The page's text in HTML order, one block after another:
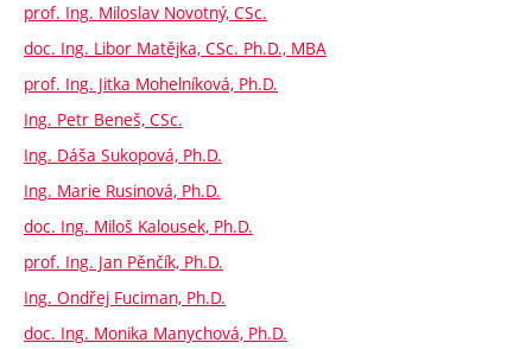
prof. Ing. Miloslav Novotný, CSc.
doc. Ing. Libor Matějka, CSc. Ph.D., MBA
prof. Ing. Jitka Mohelníková, Ph.D.
Ing. Petr Beneš, CSc.
Ing. Dáša Sukopová, Ph.D.
Ing. Marie Rusinová, Ph.D.
doc. Ing. Miloš Kalousek, Ph.D.
prof. Ing. Jan Pěnčík, Ph.D.
Ing. Ondřej Fuciman, Ph.D.
doc. Ing. Monika Manychová, Ph.D.